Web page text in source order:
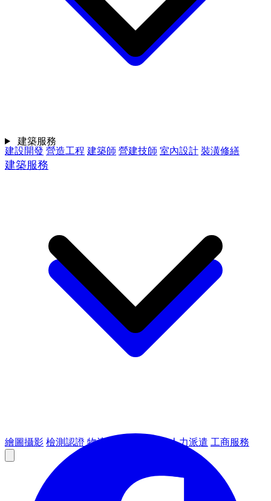
建設開發 營造工程 建築師 營建技師 室內設計 裝潢修繕
建築服務
繪圖攝影 檢測認證 物流倉儲 人力派遣 工商服務
建築服務